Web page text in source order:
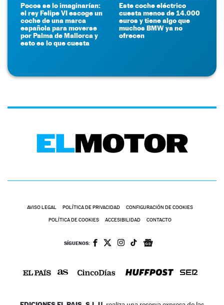
Pocos se lo imaginarían:
el rey Felipe VI escoge un
coche de una marca
española para moverse
por Palma de Mallorca y
esto es lo que cuesta
Este coche eléctrico
cuesta menos de 14.000
euros y tiene algo que
muchos BMW ya no
ofrecen
AVISO LEGAL POLÍTICA DE PRIVACIDAD CONFIGURACIÓN DE COOKIES
POLÍTICA DE COOKIES ACCESIBILIDAD CONTACTO
SÍGUENOS: